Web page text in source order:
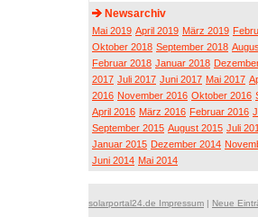
Newsarchiv
Mai 2019 April 2019 März 2019
Oktober 2018 September 2018
Februar 2018 Januar 2018
2017 Juli 2017 Juni 2017 Mai 2017
2016 November 2016 Oktober 2016
April 2016 März 2016 Februar 2016
September 2015 August 2015 Juli
Januar 2015 Dezember 2014
Juni 2014 Mai 2014
solarportal24.de Impressum | Neue